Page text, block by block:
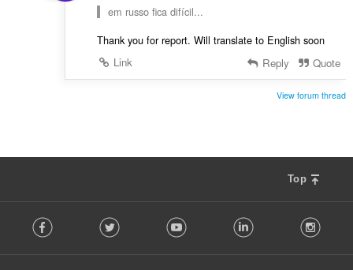
em russo fica difícil...
Thank you for report. Will translate to English soon
Link
Reply Quote
View forum thread
Top
o Facebook Twitter Youtube LinkedIn